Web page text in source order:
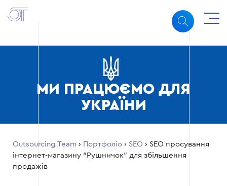
МИ ПРАЦЮЄМО ДЛЯ
УКРАЇНИ
Outsourcing Team › Портфоліо › SEO › SEO просування
інтернет-магазину “Рушничок” для збільшення
продажів